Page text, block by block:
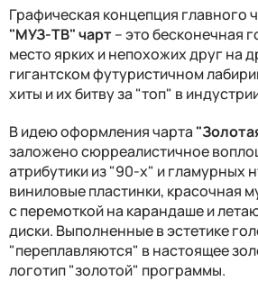
Графическая концепция главного
"МУЗ-ТВ" чарт– это бесконечная
место ярких и непохожих друг на
гигантском футуристичном
хиты и их битву за "топ" в
В идею оформления чарта
заложено сюрреалистичное
атрибутики из "90-х" и гламурных
виниловые пластинки, красочная
с перемоткой на карандаше и
диски. Выполненные в эстетике
"переплавляются" в настоящее
логотип "золотой" программы.